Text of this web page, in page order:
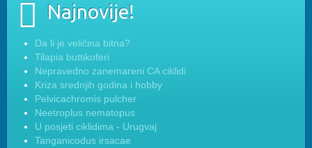
Najnovije!
Da li je veličina bitna?
Tilapia buttikoferi
Nepravedno zanemareni CA ciklidi
Kriza srednjih godina i hobby
Pelvicachromis pulcher
Neetroplus nematopus
U posjeti ciklidima - Urugvaj
Tanganicodus irsacae